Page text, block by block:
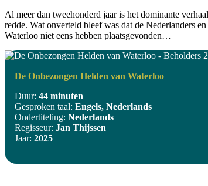
Al meer dan tweehonderd jaar is het dominante
redde. Wat onverteld bleef was dat de Nederlanders
Waterloo niet eens hebben plaatsgevonden…
De Onbezongen Helden van Waterloo
Duur:44 minuten
Gesproken taal:Engels, Nederlands
Ondertiteling:Nederlands
Regisseur:Jan Thijssen
Jaar:2025